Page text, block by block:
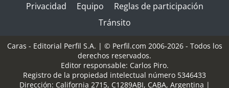
Privacidad
Equipo
Reglas de participación
Tránsito
Caras - Editorial Perfil S.A. | © Perfil.com 2006-2026 - Todos los
derechos reservados.
Editor responsable: Carlos Piro.
Registro de la propiedad intelectual número 5346433
Dirección: California 2715, C1289ABI, CABA, Argentina |